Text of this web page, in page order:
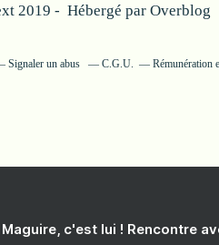
2019 - Hébergé par Overblog
Signaler un abus C.G.U. Rémunération
c'est lui ! Rencontre